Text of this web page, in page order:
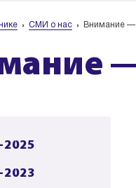
СМИ о нас Внимание —